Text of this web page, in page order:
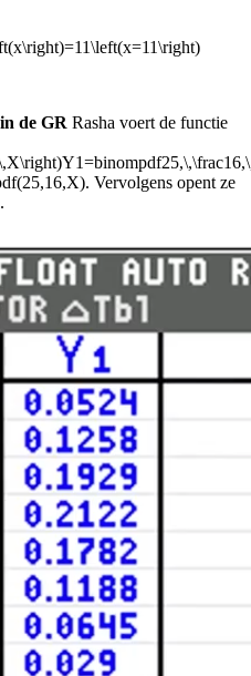
de GR Rasha voert de functie
. Vervolgens opent ze